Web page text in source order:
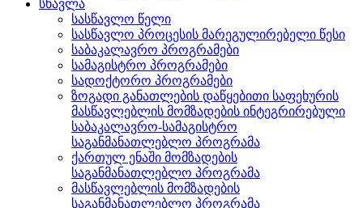
სწავლა
სასწავლო წელი
სასწავლო პროცესის მარეგულირებელი წესი
საბაკალავრო პროგრამები
სამაგისტრო პროგრამები
სადოქტორო პროგრამები
ზოგადი განათლების დაწყებითი საფეხურის
მასწავლებლის მომზადების ინტეგრირებული
საბაკალავრო-სამაგისტრო
საგანმანათლებლო პროგრამა
ქართულ ენაში მომზადების
საგანმანათლებლო პროგრამა
მასწავლებლის მომზადების
საგანმანათლებლო პროგრამა